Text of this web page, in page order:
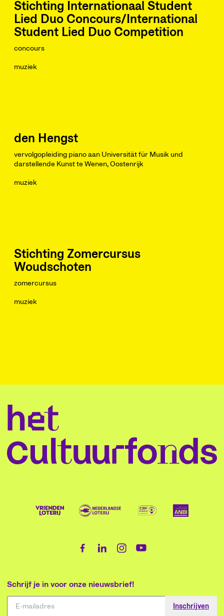
Stichting Internationaal Student
Lied Duo Concours/International
Student Lied Duo Competition
concours
muziek
den Hengst
vervolgopleiding piano aan Universität für Musik und
darstellende Kunst te Wenen, Oostenrijk
muziek
Stichting Zomercursus
Woudschoten
zomercursus
muziek
Schrijf je in voor onze nieuwsbrief!